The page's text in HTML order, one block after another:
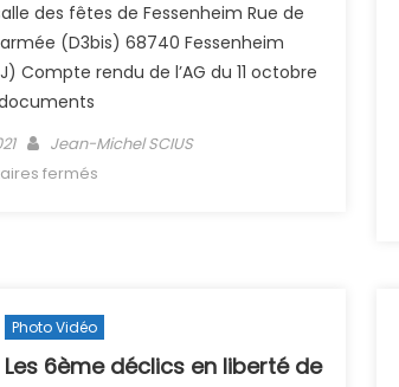
des fêtes de Fessenheim Rue de
(D3bis) 68740 Fessenheim
Compte rendu de l’AG du 11 octobre
Author
Jean-Michel SCIUS
fermés
Photo Vidéo
6ème déclics en liberté de